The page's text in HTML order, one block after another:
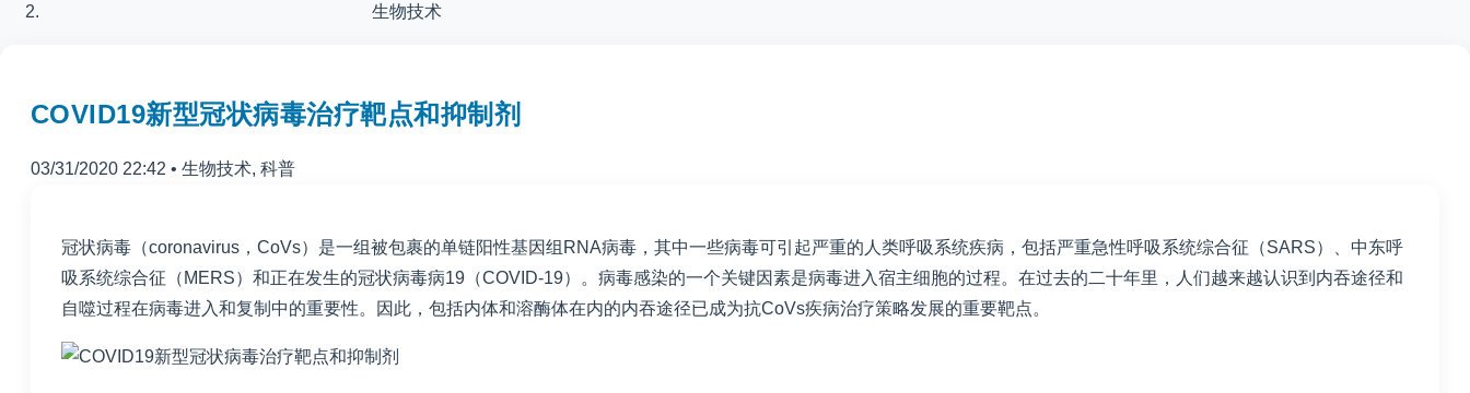
生物技术
COVID19新型冠状病毒治疗靶点和抑制剂
03/31/2020 22:42 • 生物技术, 科普
冠状病毒（coronavirus，CoVs）是一组被包裹的单链阳性基因组RNA病毒，其中一些病毒可引起严重的人类呼吸系统疾病，包括严重急性呼吸系统综合征（SARS）、中东呼
吸系统综合征（MERS）和正在发生的冠状病毒病19（COVID-19）。病毒感染的一个关键因素是病毒进入宿主细胞的过程。在过去的二十年里，人们越来越认识到内吞途径和
自噬过程在病毒进入和复制中的重要性。因此，包括内体和溶酶体在内的内吞途径已成为抗CoVs疾病治疗策略发展的重要靶点。